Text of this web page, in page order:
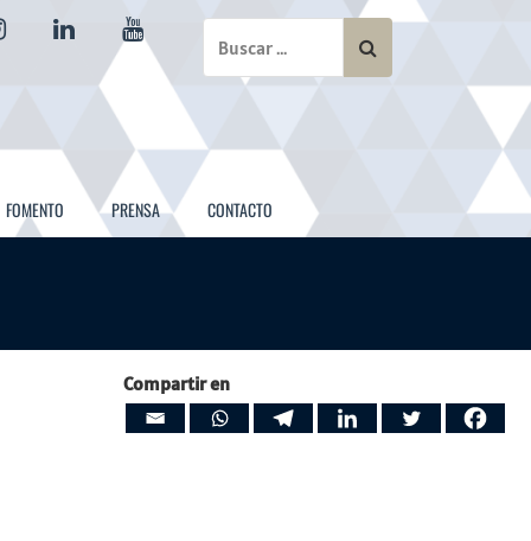
instagramlinkedinyoutube
FOMENTO PRENSA CONTACTO
Compartir en